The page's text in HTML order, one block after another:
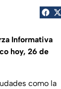
Informativa
hoy, 26 de
como la